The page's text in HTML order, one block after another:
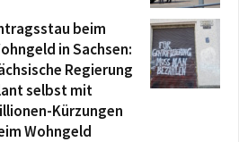
beim
in Sachsen:
Regierung
selbst mit
Kürzungen
Wohngeld